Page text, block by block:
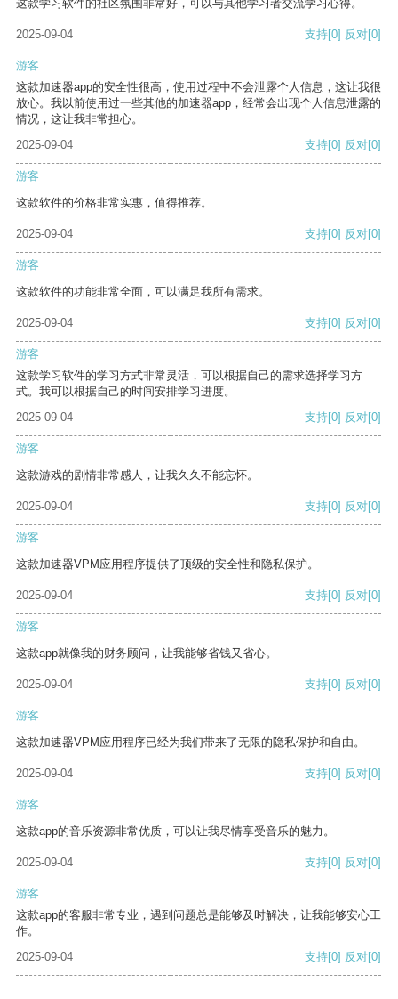
这款学习软件的社区氛围非常好，可以与其他学习者交流学习心得。
2025-09-04 支持[0] 反对[0]
游客
这款加速器app的安全性很高，使用过程中不会泄露个人信息，这让我很
放心。我以前使用过一些其他的加速器app，经常会出现个人信息泄露的
情况，这让我非常担心。
2025-09-04
支持[0] 反对[0]
游客
这款软件的价格非常实惠，值得推荐。
2025-09-04 支持[0] 反对[0]
游客
这款软件的功能非常全面，可以满足我所有需求。
2025-09-04 支持[0] 反对[0]
游客
这款学习软件的学习方式非常灵活，可以根据自己的需求选择学习方
式。我可以根据自己的时间安排学习进度。
2025-09-04
支持[0] 反对[0]
游客
这款游戏的剧情非常感人，让我久久不能忘怀。
2025-09-04 支持[0] 反对[0]
游客
这款加速器VPM应用程序提供了顶级的安全性和隐私保护。
2025-09-04 支持[0] 反对[0]
游客
这款app就像我的财务顾问，让我能够省钱又省心。
2025-09-04 支持[0] 反对[0]
游客
这款加速器VPM应用程序已经为我们带来了无限的隐私保护和自由。
2025-09-04 支持[0] 反对[0]
游客
这款app的音乐资源非常优质，可以让我尽情享受音乐的魅力。
2025-09-04 支持[0] 反对[0]
游客
这款app的客服非常专业，遇到问题总是能够及时解决，让我能够安心工
作。
2025-09-04
支持[0] 反对[0]